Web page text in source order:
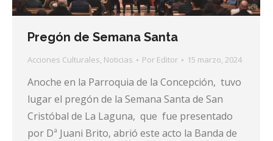
Pregón de Semana Santa
Acciones Culturales, Noticias Por Editor 15 marzo, 2024
Anoche en la Parroquia de la Concepción, tuvo
lugar el pregón de la Semana Santa de San
Cristóbal de La Laguna, que fue presentado
por Dª Juani Brito, abrió este acto la Banda de